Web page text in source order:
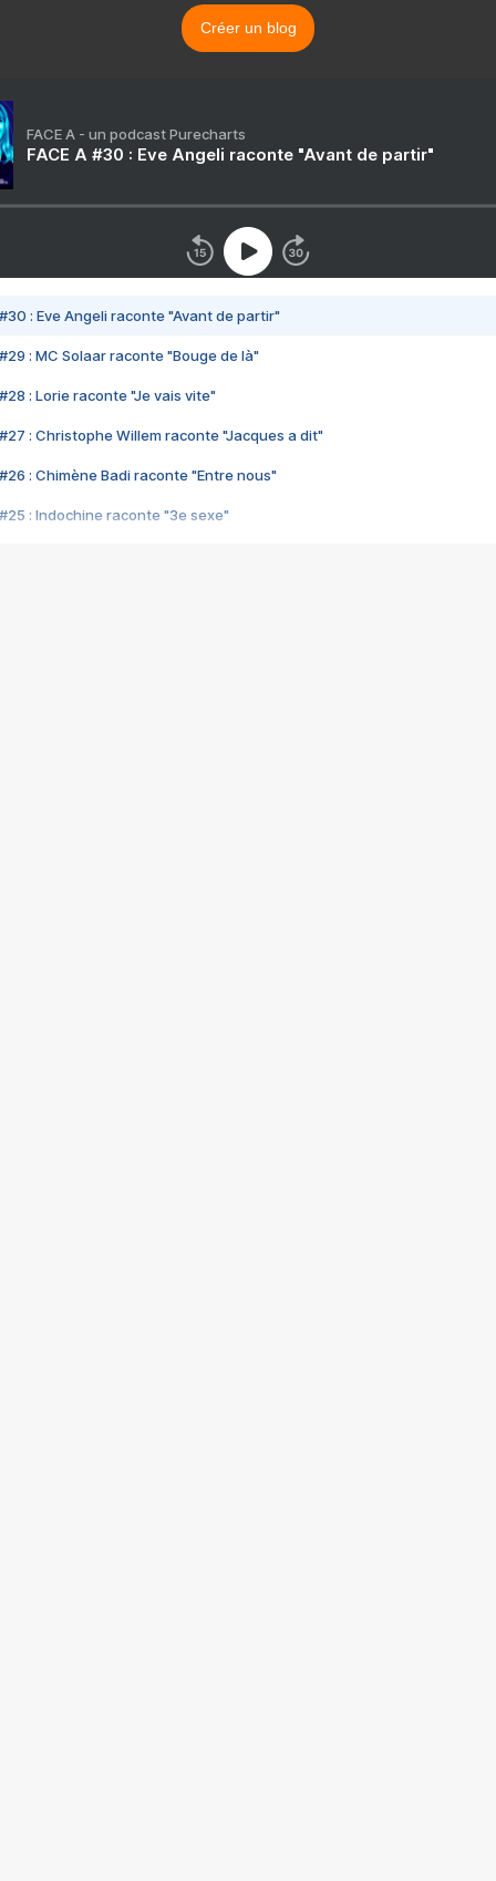
Créer un blog
FACE A - un podcast Purecharts
FACE A #30 : Eve Angeli raconte "Avant de partir"
#30 : Eve Angeli raconte "Avant de partir"
#29 : MC Solaar raconte "Bouge de là"
#28 : Lorie raconte "Je vais vite"
#27 : Christophe Willem raconte "Jacques a dit"
#26 : Chimène Badi raconte "Entre nous"
#25 : Indochine raconte "3e sexe"